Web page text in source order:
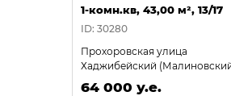
1-комн.кв, 43,00 м², 13/17
ID: 30280
Прохоровская улица
Хаджибейский
64 000 у.е.